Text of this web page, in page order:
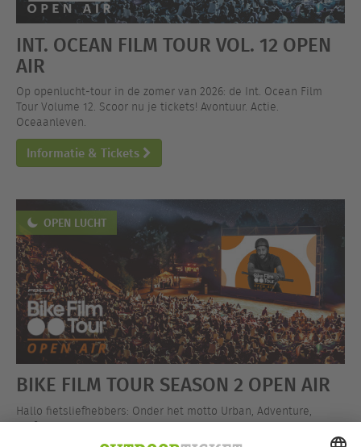
INT. OCEAN FILM TOUR VOL. 12 OPEN
AIR
Op openlucht-tour in de zomer van 2026: de Int. Ocean Film
Tour Volume 12. Scoor nu je tickets! Avontuur. Actie.
Oceaanleven.
Informatie & Tickets
OPEN LUCHT
BIKE FILM TOUR SEASON 2 OPEN AIR
Hallo fietsliefhebbers: Onder het motto Urban, Adventure,
Performance gaat de BIKE FILM TOUR op openlucht-tour! Scoor